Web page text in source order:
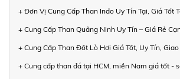
+ Đơn Vị Cung Cấp Than Indo Uy Tín Tại, Giá Tốt
+ Cung Cấp Than Quảng Ninh Uy Tín – Giá Rẻ
+ Cung Cấp Than Đốt Lò Hơi Giá Tốt, Uy Tín,
+ Cung cấp than đá tại HCM, miền Nam giá tốt -